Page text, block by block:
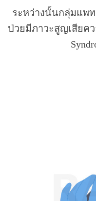
ระหว่างนั้นกลุ่มแพ
ป่วยมีภาวะสูญเสียค